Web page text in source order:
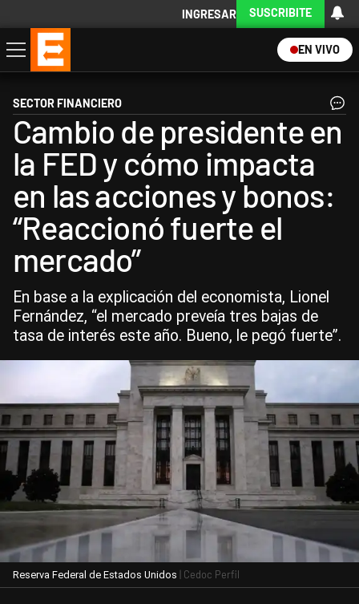
INGRESAR SUSCRIBITE
EN VIVO
Economía
Política
Internacional
Actualidad
Descargá la App
SECTOR FINANCIERO
Cambio de presidente en
la FED y cómo impacta
en las acciones y bonos:
“Reaccionó fuerte el
mercado”
En base a la explicación del economista, Lionel
Fernández, “el mercado preveía tres bajas de
tasa de interés este año. Bueno, le pegó fuerte”.
Reserva Federal de Estados Unidos | Cedoc Perfil